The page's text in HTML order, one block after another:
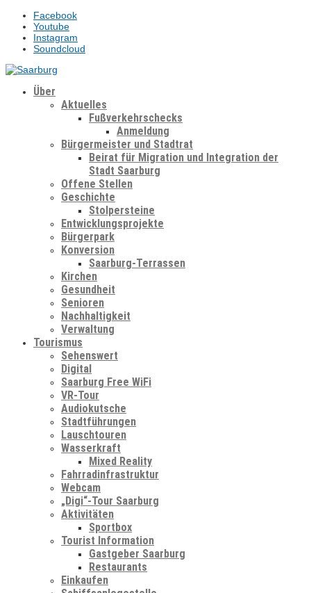
Facebook
Youtube
Instagram
Soundcloud
Über
Aktuelles
Fußverkehrschecks
Anmeldung
Bürgermeister und Stadtrat
Beirat für Migration und Integration der
Stadt Saarburg
Offene Stellen
Geschichte
Stolpersteine
Entwicklungsprojekte
Bürgerpark
Konversion
Saarburg-Terrassen
Kirchen
Gesundheit
Senioren
Nachhaltigkeit
Verwaltung
Tourismus
Sehenswert
Digital
Saarburg Free WiFi
VR-Tour
Audiokutsche
Stadtführungen
Lauschtouren
Wasserkraft
Mixed Reality
Fahrradinfrastruktur
Webcam
„Digi“-Tour Saarburg
Aktivitäten
Sportbox
Tourist Information
Gastgeber Saarburg
Restaurants
Einkaufen